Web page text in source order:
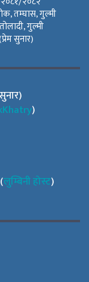
तम्घास, गुल्मी
गुल्मी
सुनार)
)
लुम्बिनी होस्ट)